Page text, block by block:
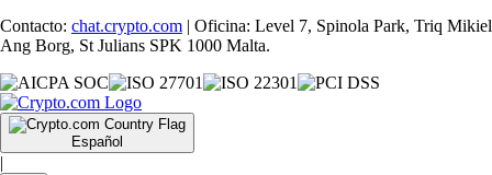
Contacto: chat.crypto.com | Oficina: Level 7, Spinola Park, Triq Mikiel
Ang Borg, St Julians SPK 1000 Malta.
Español
|